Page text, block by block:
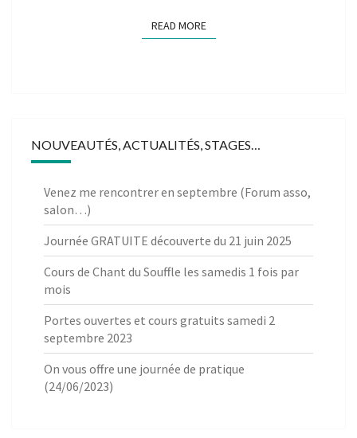
READ MOREREAD MORE
NOUVEAUTÉS, ACTUALITÉS, STAGES…
Venez me rencontrer en septembre (Forum asso,
salon…)
Journée GRATUITE découverte du 21 juin 2025
Cours de Chant du Souffle les samedis 1 fois par
mois
Portes ouvertes et cours gratuits samedi 2
septembre 2023
On vous offre une journée de pratique
(24/06/2023)